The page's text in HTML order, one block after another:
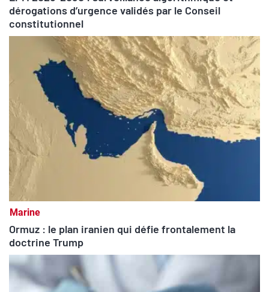
dérogations d’urgence validés par le Conseil
constitutionnel
Marine
Ormuz : le plan iranien qui défie frontalement la
doctrine Trump